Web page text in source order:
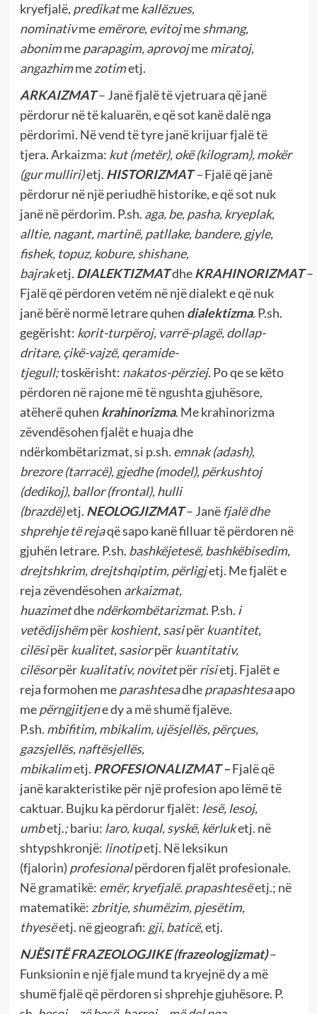
kryefjalë, predikatmekallëzues,
nominativmeemërore, evitojmeshmang,
abonimmeparapagim, aprovojmemiratoj,
angazhimmezotimetj.
ARKAIZMAT– Janë fjalë të vjetruara që janë
përdorur në të kaluarën, e që sot kanë dalë nga
përdorimi. Në vend të tyre janë krijuar fjalë të
tjera. Arkaizma: kut (metër), okë (kilogram), mokër
(gur mulliri)etj. HISTORIZMAT–Fjalë që janë
përdorur në një periudhë historike, e që sot nuk
janë në përdorim. P.sh. aga, be, pasha, kryeplak,
alltie, nagant, martinë, patllake, bandere, gjyle,
fishek, topuz, kobure, shishane,
bajraketj. DIALEKTIZMATdheKRAHINORIZMAT–
Fjalë që përdoren vetëm në një dialekt e që nuk
janë bërë normë letrare quhen dialektizma.P.sh.
gegërisht: korit-turpëroj, varrë-plagë, dollap-
dritare, çikë-vajzë, qeramide-
tjegull;toskërisht: nakatos-përziej.Po qe se këto
përdoren në rajone më të ngushta gjuhësore,
atëherë quhen krahinorizma. Me krahinorizma
zëvendësohen fjalët e huaja dhe
ndërkombëtarizmat, si p.sh. emnak (adash),
brezore (tarracë), gjedhe (model), përkushtoj
(dedikoj), ballor (frontal), hulli
(brazdë)etj. NEOLOGJIZMAT– Janë fjalë dhe
shprehje të rejaqë sapo kanë filluar të përdoren në
gjuhën letrare. P.sh. bashkëjetesë, bashkëbisedim,
drejtshkrim, drejtshqiptim, përligjetj. Me fjalët e
reja zëvendësohen arkaizmat,
huazimetdhendërkombëtarizmat. P.sh. i
vetëdijshëmpërkoshient, sasipërkuantitet,
cilësipërkualitet, sasiorpërkuantitativ,
cilësorpërkualitativ, novitetpërrisietj. Fjalët e
reja formohen meparashtesadheprapashtesaapo
mepërngjitjene dy a më shumë fjalëve.
P.sh. mbifitim, mbikalim, ujësjellës, përçues,
gazsjellës, naftësjellës,
mbikalimetj. PROFESIONALIZMAT –Fjalë që
janë karakteristike për një profesion apo lëmë të
caktuar. Bujku ka përdorur fjalët: lesë, lesoj,
umbetj.;bariu: laro, kuqal, syskë, kërluketj. në
shtypshkronjë: linotipetj. Në leksikun
(fjalorin) profesionalpërdoren fjalët profesionale.
Në gramatikë: emër, kryefjalë. prapashtesëetj.; në
matematikë: zbritje, shumëzim, pjesëtim,
thyesëetj. në gjeografi: gji, baticë,etj.
NJËSITË FRAZEOLOGJIKE(frazeologjizmat) –
Funksionin e një fjale mund ta kryejnë dy a më
shumë fjalë që përdoren si shprehje gjuhësore. P.